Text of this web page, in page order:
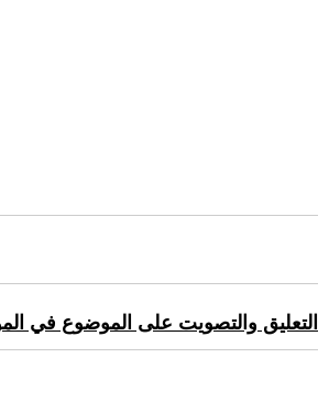
التعليق والتصويت على الموضوع في